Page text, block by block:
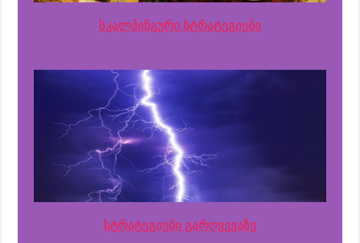
სკალპინგური სტრატეგიები
სტრატეგიები გარღვევაზე